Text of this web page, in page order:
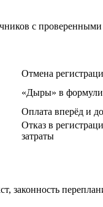
с
Отмена
«Дыры» в
Оплата вперёд и
Отказ в
затраты